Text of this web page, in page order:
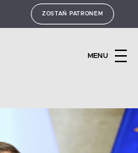
ZOSTAŃ PATRONEM
MENU